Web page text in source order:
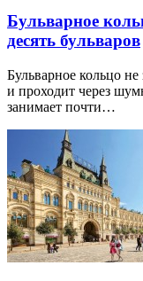
Бульварное
десять бульваров
Бульварное кольцо
и проходит через
занимает почти…